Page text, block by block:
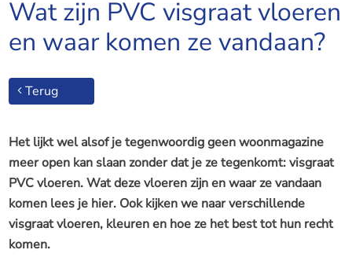
Wat zijn PVC visgraat vloeren
en waar komen ze vandaan?
Terug
Het lijkt wel alsof je tegenwoordig geen woonmagazine
meer open kan slaan zonder dat je ze tegenkomt: visgraat
PVC vloeren. Wat deze vloeren zijn en waar ze vandaan
komen lees je hier. Ook kijken we naar verschillende
visgraat vloeren, kleuren en hoe ze het best tot hun recht
komen.